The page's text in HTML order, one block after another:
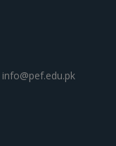
info@pef.edu.pk